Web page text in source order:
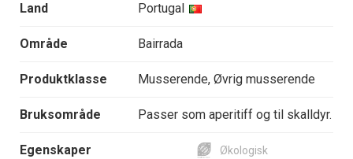
Land Portugal
Område Bairrada
Produktklasse Musserende, Øvrig musserende
Bruksområde Passer som aperitiff og til skalldyr.
Egenskaper Økologisk